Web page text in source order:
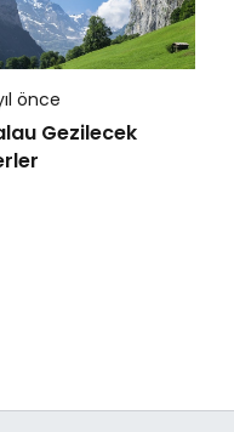
önce
Gezilecek